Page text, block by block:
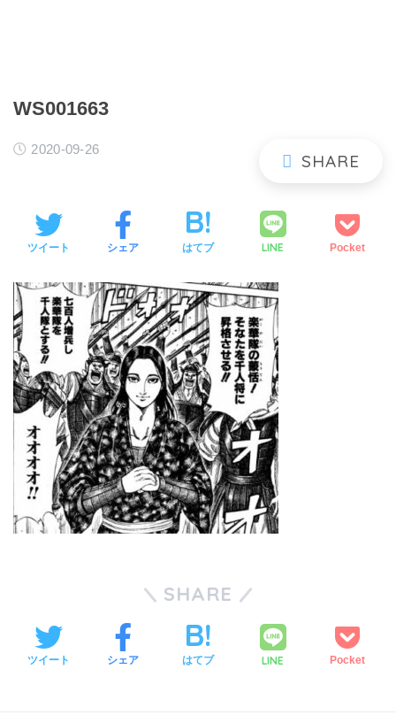
WS001663
2020-09-26
ツイート シェア はてブ LINE Pocket
SHARE
ツイート シェア はてブ LINE Pocket